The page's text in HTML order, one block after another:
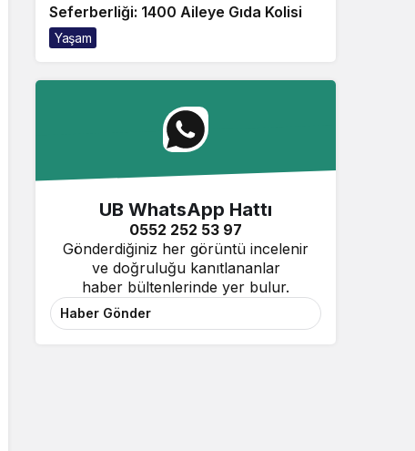
Seferberliği: 1400 Aileye Gıda Kolisi
Yaşam
UB WhatsApp Hattı
0552 252 53 97
Gönderdiğiniz her görüntü incelenir
ve doğruluğu kanıtlananlar
haber bültenlerinde yer bulur.
Haber Gönder